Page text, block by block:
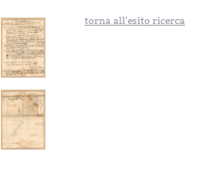
torna all'esito ricerca